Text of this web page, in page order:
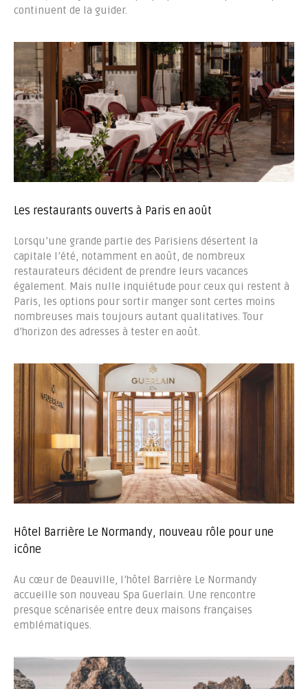
continuent de la guider.
Les restaurants ouverts à Paris en août
Lorsqu’une grande partie des Parisiens désertent la
capitale l’été, notamment en août, de nombreux
restaurateurs décident de prendre leurs vacances
également. Mais nulle inquiétude pour ceux qui restent à
Paris, les options pour sortir manger sont certes moins
nombreuses mais toujours autant qualitatives. Tour
d’horizon des adresses à tester en août.
Hôtel Barrière Le Normandy, nouveau rôle pour une
icône
Au cœur de Deauville, l’hôtel Barrière Le Normandy
accueille son nouveau Spa Guerlain. Une rencontre
presque scénarisée entre deux maisons françaises
emblématiques.